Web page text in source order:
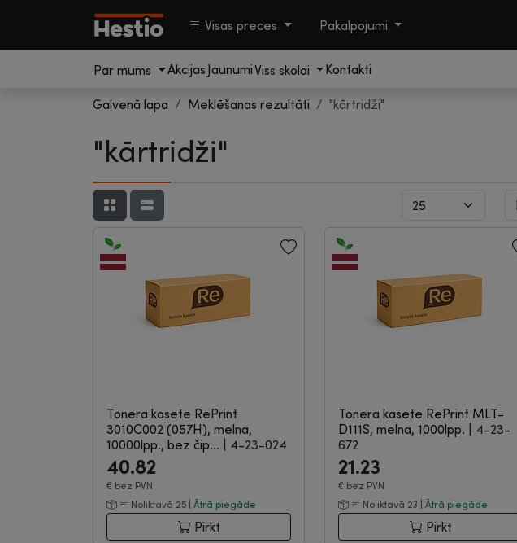
Visas preces Pakalpojumi
Par mums Akcijas JaunumiViss skolai Kontakti
Galvenā lapa Meklēšanas rezultāti "kārtridži"
"kārtridži"
Tonera kasete RePrint
3010C002 (057H), melna,
10000lpp., bez čip...
4-23-024
40.82
€ bez PVN
Noliktavā 25 | Ātrā piegāde
Pirkt
Tonera kasete RePrint MLT-
D111S, melna, 1000lpp.
4-23-
672
21.23
€ bez PVN
Noliktavā 23 | Ātrā piegāde
Pirkt